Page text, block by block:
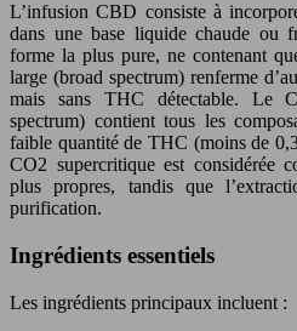
L’infusion CBD consiste à
dans une base liquide chaude ou
forme la plus pure, ne contenant
large (broad spectrum) renferme
mais sans THC détectable. Le
spectrum) contient tous les
faible quantité de THC (moins de
CO2 supercritique est considérée
plus propres, tandis que
purification.
Ingrédients essentiels
Les ingrédients principaux incluent :